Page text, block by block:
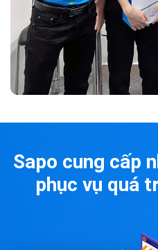
Sapo cung cấp
phục vụ quá